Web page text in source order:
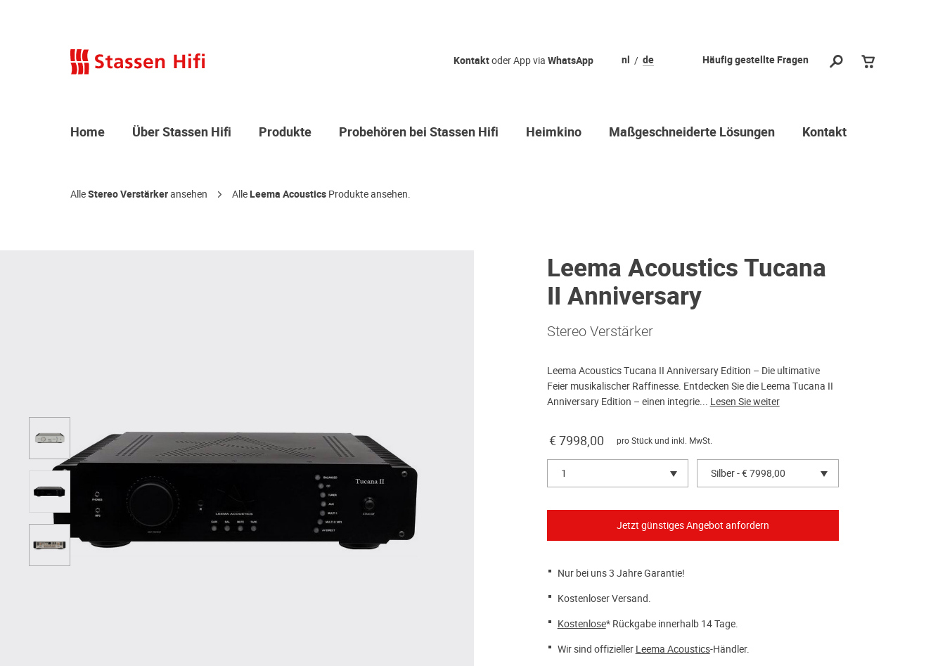
Häufig gestellte Fragen
nl de
Kontaktoder App via WhatsApp
Home Über Stassen Hifi Produkte Probehören bei Stassen Hifi Heimkino Maßgeschneiderte Lösungen Kontakt
AlleStereo Verstärkeransehen AlleLeema Acoustics Produkte ansehen.
Leema Acoustics Tucana
II Anniversary
Stereo Verstärker
Leema Acoustics Tucana II Anniversary Edition – Die ultimative
Feier musikalischer Raffinesse. Entdecken Sie die Leema Tucana II
Anniversary Edition – einen integrie... Lesen Sie weiter
€ 7998,00 pro Stück und inkl. MwSt.
1 Silber - € 7998,00
Nur bei uns 3 Jahre Garantie!
Kostenloser Versand.
Kostenlose* Rückgabe innerhalb 14 Tage.
Wir sind offizieller Leema Acoustics-Händler.